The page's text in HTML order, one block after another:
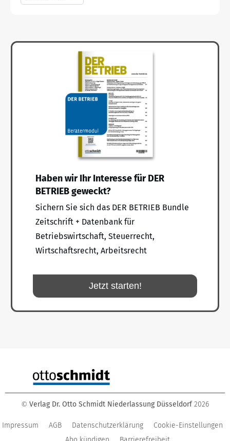
Haben wir Ihr Interesse für DER
BETRIEB geweckt?
Sichern Sie sich das DER BETRIEB Bundle
Zeitschrift + Datenbank für
Betriebswirtschaft, Steuerrecht,
Wirtschaftsrecht, Arbeitsrecht
Jetzt starten!
© Verlag Dr. Otto Schmidt Niederlassung Düsseldorf 2026
Impressum AGB Datenschutzerklärung
Cookie-Einstellungen